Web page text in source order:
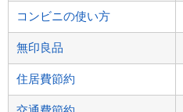
コンビニの使い方
無印良品
住居費節約